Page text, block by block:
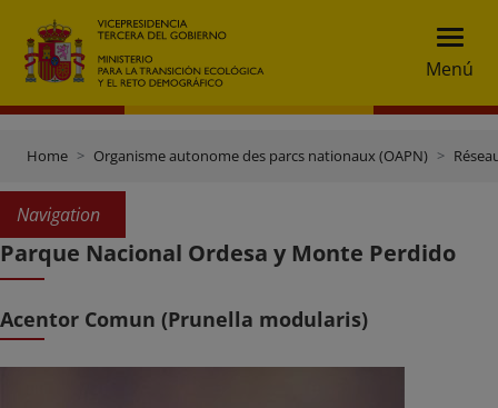
Menú
Home Organisme autonome des parcs nationaux (OAPN)
Navigation
Parque Nacional Ordesa y Monte Perdido
Acentor Comun (Prunella modularis)